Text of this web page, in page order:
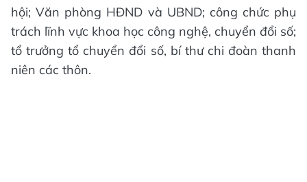
hội; Văn phòng HĐND và UBND; công chức phụ
trách lĩnh vực khoa học công nghệ, chuyển đổi số;
tổ trưởng tổ chuyển đổi số, bí thư chi đoàn thanh
niên các thôn.